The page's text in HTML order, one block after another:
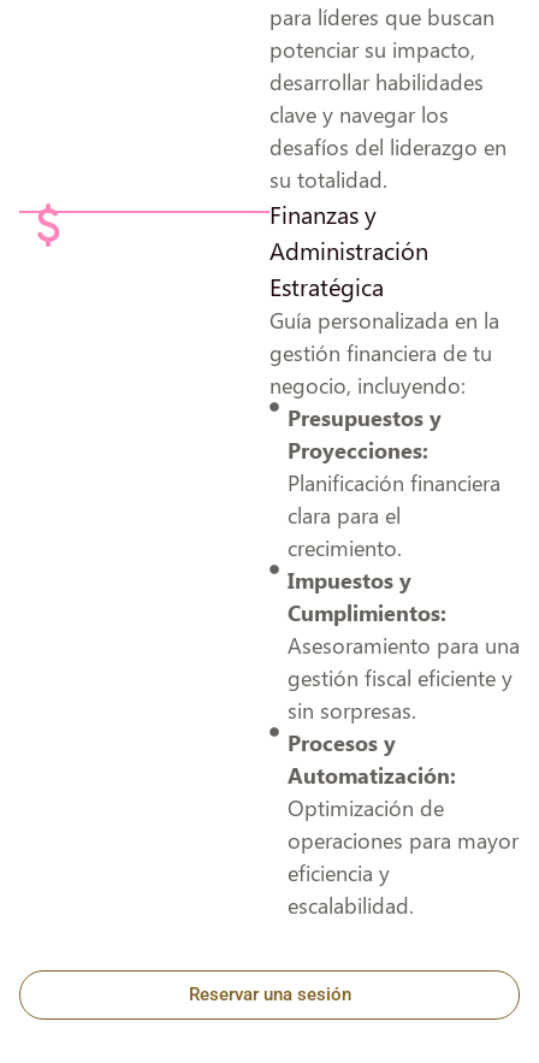
para líderes que buscan
potenciar su impacto,
desarrollar habilidades
clave y navegar los
desafíos del liderazgo en
su totalidad.
Finanzas y
Administración
Estratégica
Guía personalizada en la
gestión financiera de tu
negocio, incluyendo:
Presupuestos y
Proyecciones:
Planificación financiera
clara para el
crecimiento.
Impuestos y
Cumplimientos:
Asesoramiento para una
gestión fiscal eficiente y
sin sorpresas.
Procesos y
Automatización:
Optimización de
operaciones para mayor
eficiencia y
escalabilidad.
Reservar una sesión